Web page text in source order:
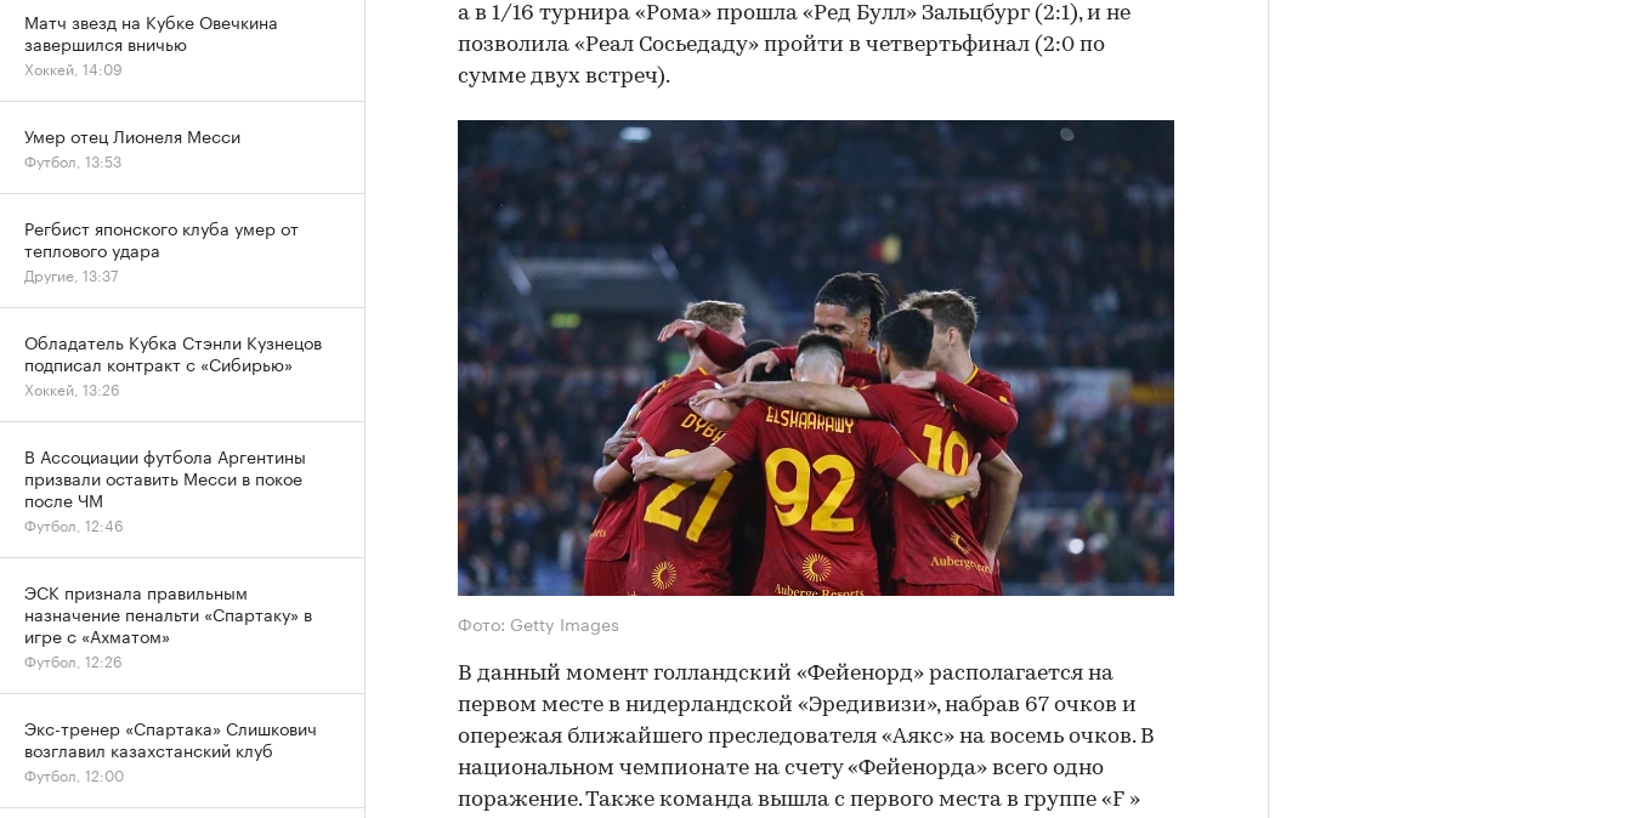
00:00 00:00
а в 1/16 турнира «Рома» прошла «Ред Булл» Зальцбург (2:1), и не
позволила «Реал Сосьедаду» пройти в четвертьфинал (2:0 по
сумме двух встреч).
Фото: Getty Images
В данный момент голландский «Фейенорд» располагается на
первом месте в нидерландской «Эредивизи», набрав 67 очков и
опережая ближайшего преследователя «Аякс» на восемь очков. В
национальном чемпионате на счету «Фейенорда» всего одно
поражение. Также команда вышла с первого места в группе «F »
Матч звезд на Кубке Овечкина
завершился вничью
Хоккей, 14:09
Умер отец Лионеля Месси
Футбол, 13:53
Регбист японского клуба умер от
теплового удара
Другие, 13:37
Обладатель Кубка Стэнли Кузнецов
подписал контракт с «Сибирью»
Хоккей, 13:26
В Ассоциации футбола Аргентины
призвали оставить Месси в покое
после ЧМ
Футбол, 12:46
ЭСК признала правильным
назначение пенальти «Спартаку» в
игре с «Ахматом»
Футбол, 12:26
Экс-тренер «Спартака» Слишкович
возглавил казахстанский клуб
Футбол, 12:00